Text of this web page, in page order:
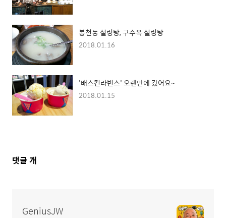
봉천동 설렁탕, 구수옥 설렁탕
2018.01.16
'배스킨라빈스' 오랜만에 갔어요~
2018.01.15
댓
댓글 개
GeniusJW